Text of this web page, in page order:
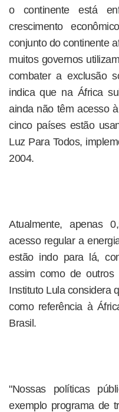
o continente está
crescimento
conjunto do continente
muitos governos
combater a exclusão
indica que na África
ainda não têm acesso
cinco países estão
Luz Para Todos,
2004.
Atualmente, apenas
acesso regular a
estão indo para lá,
assim como de
Instituto Lula considera
como referência à
Brasil.
"Nossas políticas
exemplo programa de